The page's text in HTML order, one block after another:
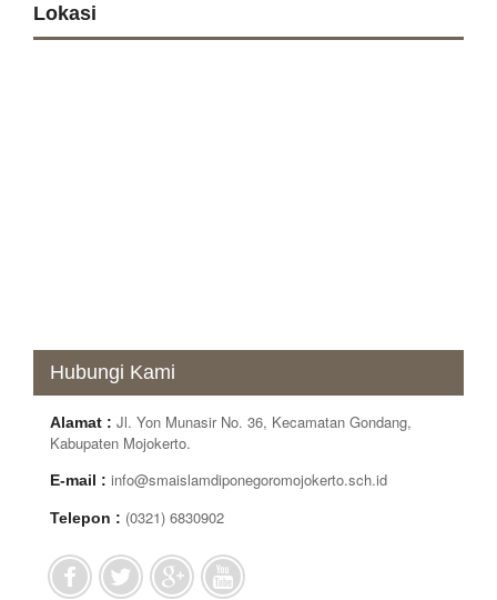
Lokasi
Hubungi Kami
Alamat : Jl. Yon Munasir No. 36, Kecamatan Gondang,
Kabupaten Mojokerto.
E-mail : info@smaislamdiponegoromojokerto.sch.id
Telepon : (0321) 6830902